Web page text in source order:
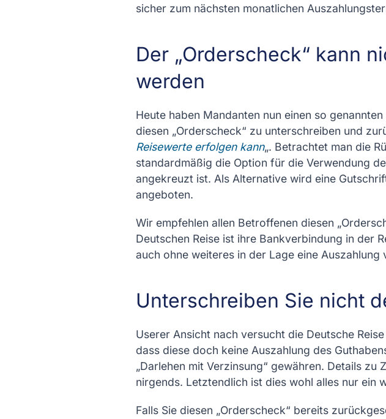
sicher zum nächsten monatlichen
Der „Orderscheck“ kann
werden
Heute haben Mandanten nun einen so
diesen „Orderscheck“ zu unterschreiben und
Reisewerte erfolgen kann„. Betrachtet man die
standardmäßig die Option für die Verwendung
angekreuzt ist. Als Alternative wird eine
angeboten.
Wir empfehlen allen Betroffenen diesen
Deutschen Reise ist ihre Bankverbindung in der
auch ohne weiteres in der Lage eine Auszahlung
Unterschreiben Sie nicht
Userer Ansicht nach versucht die Deutsche
dass diese doch keine Auszahlung des
„Darlehen mit Verzinsung“ gewähren. Details
nirgends. Letztendlich ist dies wohl alles nur ein
Falls Sie diesen „Orderscheck“ bereits